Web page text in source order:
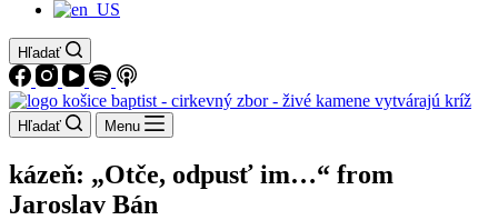
Hľadať
Hľadať Menu
kázeň: „Otče, odpusť im…“ from
Jaroslav Bán